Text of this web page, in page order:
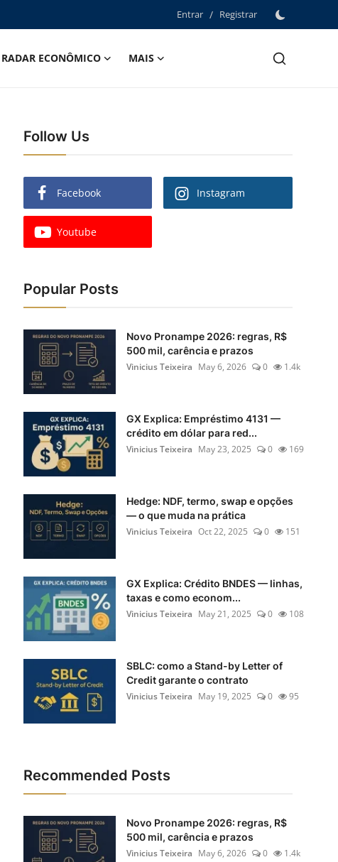
Entrar / Registrar
RADAR ECONÔMICO
MAIS
Follow Us
Facebook Instagram
Youtube
Popular Posts
Novo Pronampe 2026: regras, R$
500 mil, carência e prazos
Vinicius Teixeira May 6, 2026 0 1.4k
GX Explica: Empréstimo 4131 —
crédito em dólar para red...
Vinicius Teixeira May 23, 2025 0 169
Hedge: NDF, termo, swap e opções
— o que muda na prática
Vinicius Teixeira Oct 22, 2025 0 151
GX Explica: Crédito BNDES — linhas,
taxas e como econom...
Vinicius Teixeira May 21, 2025 0 108
SBLC: como a Stand-by Letter of
Credit garante o contrato
Vinicius Teixeira May 19, 2025 0 95
Recommended Posts
Novo Pronampe 2026: regras, R$
500 mil, carência e prazos
Vinicius Teixeira May 6, 2026 0 1.4k